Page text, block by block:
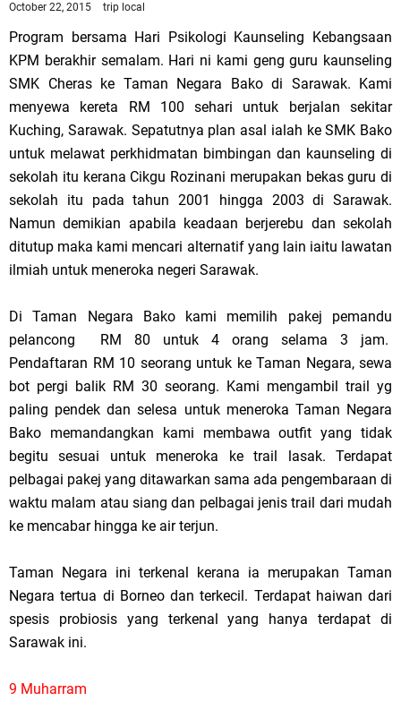
October 22, 2015 trip local
Program bersama Hari Psikologi Kaunseling Kebangsaan
KPM berakhir semalam. Hari ni kami geng guru kaunseling
SMK Cheras ke Taman Negara Bako di Sarawak. Kami
menyewa kereta RM 100 sehari untuk berjalan sekitar
Kuching, Sarawak. Sepatutnya plan asal ialah ke SMK Bako
untuk melawat perkhidmatan bimbingan dan kaunseling di
sekolah itu kerana Cikgu Rozinani merupakan bekas guru di
sekolah itu pada tahun 2001 hingga 2003 di Sarawak.
Namun demikian apabila keadaan berjerebu dan sekolah
ditutup maka kami mencari alternatif yang lain iaitu lawatan
ilmiah untuk meneroka negeri Sarawak.
Di Taman Negara Bako kami memilih pakej pemandu
pelancong RM 80 untuk 4 orang selama 3 jam.
Pendaftaran RM 10 seorang untuk ke Taman Negara, sewa
bot pergi balik RM 30 seorang. Kami mengambil trail yg
paling pendek dan selesa untuk meneroka Taman Negara
Bako memandangkan kami membawa outfit yang tidak
begitu sesuai untuk meneroka ke trail lasak. Terdapat
pelbagai pakej yang ditawarkan sama ada pengembaraan di
waktu malam atau siang dan pelbagai jenis trail dari mudah
ke mencabar hingga ke air terjun.
Taman Negara ini terkenal kerana ia merupakan Taman
Negara tertua di Borneo dan terkecil. Terdapat haiwan dari
spesis probiosis yang terkenal yang hanya terdapat di
Sarawak ini.
9 Muharram